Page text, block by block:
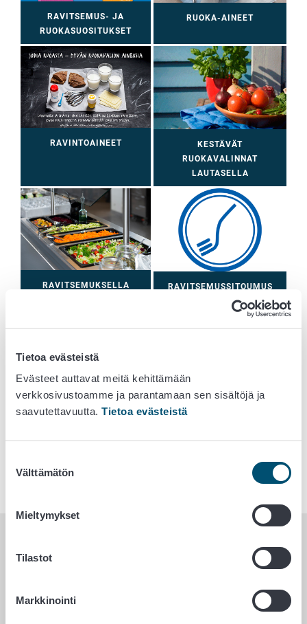
Tietoa evästeistä
Evästeet auttavat meitä kehittämään
verkkosivustoamme ja parantamaan sen sisältöjä ja
saavutettavuutta. Tietoa evästeistä
valinta
Välttämätön
Mieltymykset
Tilastot
Markkinointi
RAVITSEMUS- JA
RUOKASUOSITUKSET
RUOKA-AINEET
RAVINTOAINEET
KESTÄVÄT
RUOKAVALINNAT
LAUTASELLA
RAVITSEMUKSELLA
RAVITSEMUSSITOUMUS
KULUTTAJA- JA
– VÄESTÖN
EDISTÄJÄ JA SEURAAJA
20. toukokuuta 2026